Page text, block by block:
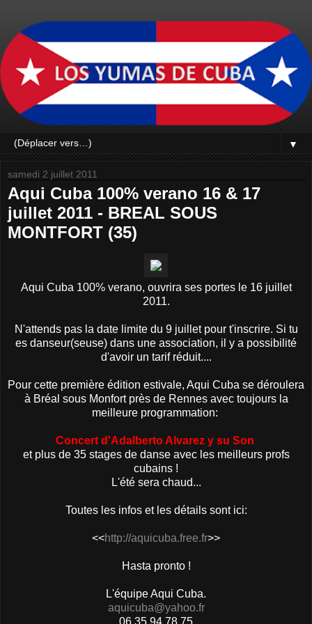
▼
samedi 2 juillet 2011
Aqui Cuba 100% verano 16 & 17
juillet 2011 - BREAL SOUS
MONTFORT (35)
Aqui Cuba 100% verano, ouvrira ses portes le 16 juillet
2011.
N'attends pas la date limite du 9 juillet pour t'inscrire. Si tu
es danseur(seuse) dans une association, il y a possibilité
d'avoir un tarif réduit....
Pour cette première édition estivale, Aqui Cuba se déroulera
à Bréal sous Monfort près de Rennes avec toujours la
meilleure programmation:
Concert d'Adalberto Alvarez y su Son
et plus de 35 stages de danse avec les meilleurs profs
cubains !
L'été sera chaud...
Toutes les infos et les détails sont ici:
<<http://aquicuba.free.fr>>
Hasta pronto !
L'équipe Aqui Cuba.
aquicuba@yahoo.fr
06 35 94 78 75